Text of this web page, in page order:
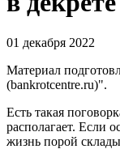
01 декабря 2022
Материал
(bankrotcentre.ru)".
Есть такая
располагает. Если
жизнь порой